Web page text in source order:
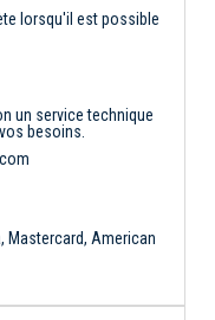
lorsqu'il est possible
un service technique
besoins.
Mastercard, American